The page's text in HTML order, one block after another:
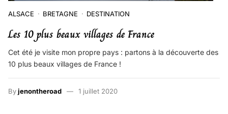
ALSACE BRETAGNE DESTINATION
Les 10 plus beaux villages de France
Cet été je visite mon propre pays : partons à la découverte des
10 plus beaux villages de France !
Byjenontheroad 1 juillet 2020